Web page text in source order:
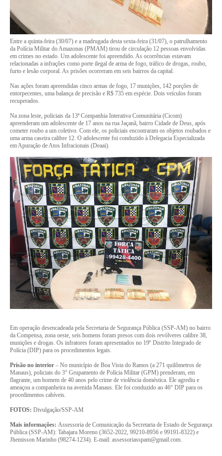
Entre a quinta-feira (30/07) e a madrugada desta sexta-feira (31/07), o patrulhamento
da Polícia Militar do Amazonas (PMAM) tirou de circulação 12 pessoas envolvidas
em crimes no estado. Um adolescente foi apreendido. As ocorrências estavam
relacionadas a infrações como porte ilegal de arma de fogo, tráfico de drogas, roubo,
furto e lesão corporal. As prisões ocorreram em seis bairros da capital.
Nas ações foram apreendidas cinco armas de fogo, 17 munições, 142 porções de
entorpecentes, uma balança de precisão e R$ 735 em espécie. Dois veículos foram
recuperados.
Na zona leste, policiais da 13ª Companhia Interativa Comunitária (Cicom)
apreenderam um adolescente de 17 anos na rua Jaçanã, bairro Cidade de Deus, após
cometer roubo a um coletivo. Com ele, os policiais encontraram os objetos roubados e
uma arma caseira calibre 12. O adolescente foi conduzido à Delegacia Especializada
em Apuração de Atos Infracionais (Deaai).
Em operação desencadeada pela Secretaria de Segurança Pública (SSP-AM) no bairro
da Compensa, zona oeste, seis homens foram presos com dois revólveres calibre 38,
munições e drogas. Os infratores foram apresentados no 19º Distrito Integrado de
Polícia (DIP) para os procedimentos legais.
Prisão no interior – No município de Boa Vista do Ramos (a 271 quilômetros de
Manaus), policiais do 3° Grupamento de Polícia Militar (GPM) prenderam, em
flagrante, um homem de 40 anos pelo crime de violência doméstica. Ele agrediu e
ameaçou a companheira na avenida Manaus. Ele foi conduzido ao 46° DIP para os
procedimentos cabíveis.
FOTOS: Divulgação/SSP-AM
Mais informações: Assessoria de Comunicação da Secretaria de Estado de Segurança
Pública (SSP-AM): Tabajara Moreno (3652-2022, 99210-8956 e 99191-8322) e
Jhemisson Marinho (98274-1234). E-mail: assessoriasspam@gmail.com.